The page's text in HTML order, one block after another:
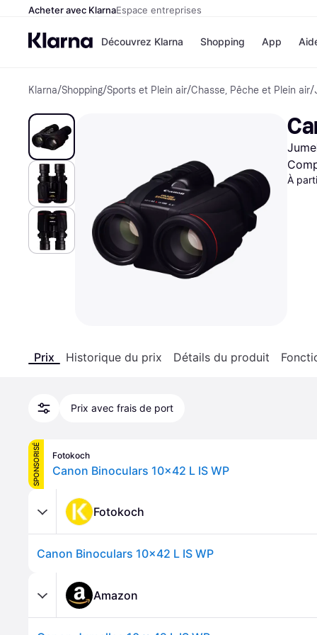
Acheter avec KlarnaEspace entreprises
Découvrez Klarna
Options de
Payer maintenant
Paiement en 3 fois
Paiement à 30 jours
Klarna sur Apple Pay
Shopping
Magasins
Airbnb
Temu
JD
App
Klarna/Shopping/Sports et Plein air/Chasse, Pêche et Plein air/
À
Prix Historique du prix Détails du produit
Prix avec frais de port
SPONSORISÉ Fotokoch
Canon Binoculars 10x42 L IS WP
Fotokoch
Canon Binoculars 10x42 L IS WP
Amazon